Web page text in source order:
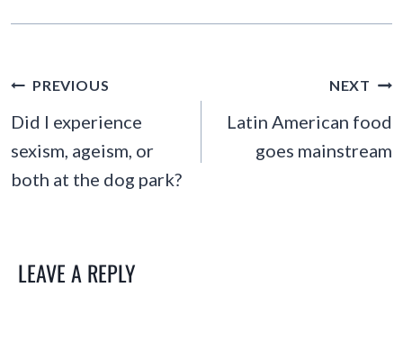
POST
NAVIGATION
PREVIOUS
Did I experience
sexism, ageism, or
both at the dog park?
NEXT
Latin American food
goes mainstream
LEAVE A REPLY